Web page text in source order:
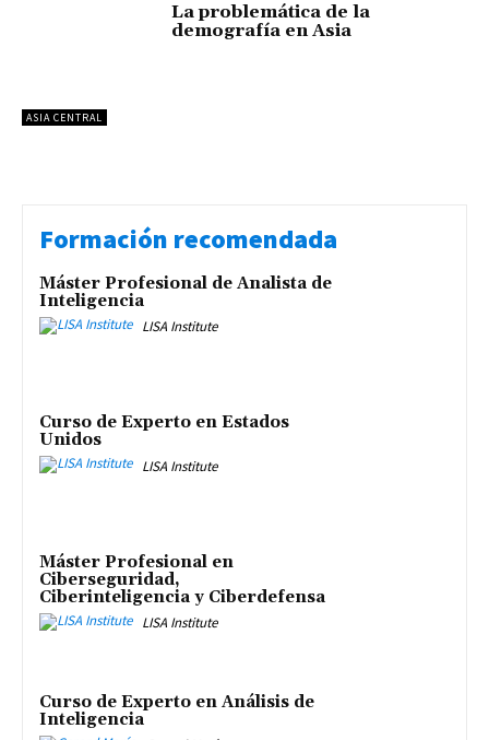
ASIA CENTRAL
La problemática de la
demografía en Asia
Formación recomendada
Máster Profesional de Analista de
Inteligencia
LISA Institute
Curso de Experto en Estados
Unidos
LISA Institute
Máster Profesional en
Ciberseguridad,
Ciberinteligencia y Ciberdefensa
LISA Institute
Curso de Experto en Análisis de
Inteligencia